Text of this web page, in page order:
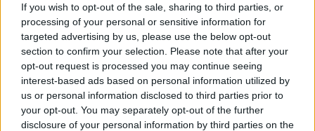
If you wish to opt-out of the sale, sharing to third parties, or
processing of your personal or sensitive information for
targeted advertising by us, please use the below opt-out
section to confirm your selection. Please note that after your
opt-out request is processed you may continue seeing
interest-based ads based on personal information utilized by
us or personal information disclosed to third parties prior to
your opt-out. You may separately opt-out of the further
disclosure of your personal information by third parties on the